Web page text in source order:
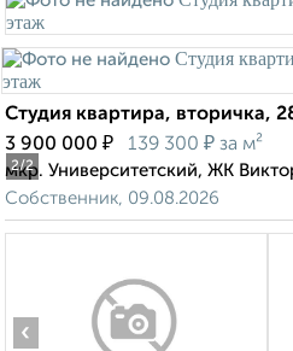
2/2
Студия квартира, вторичка,
3 900 000 ₽ 139 300 ₽ за м²
мкр. Университетский, ЖК
Собственник, 09.08.2026
‹